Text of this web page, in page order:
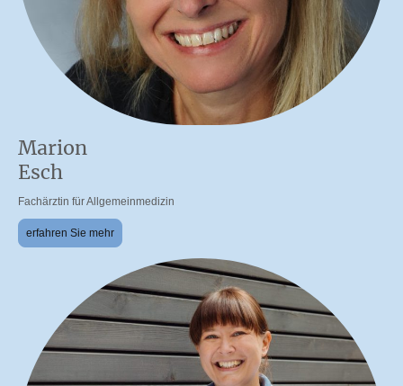
Marion
Esch
Fachärztin für Allgemeinmedizin
erfahren Sie mehr